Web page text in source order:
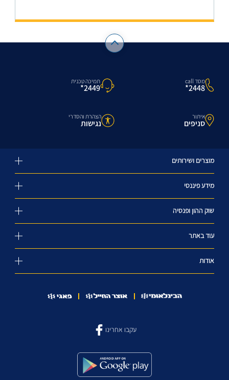
מסד call
2448*
תמיכה טכנית
2449*
איתור
סניפים
הצהרת והסדרי
נגישות
מוצרים ושירותים
מידע פיננסי
שוק ההון ופנסיה
עוד באתר
אודות
עקבו אחרינו